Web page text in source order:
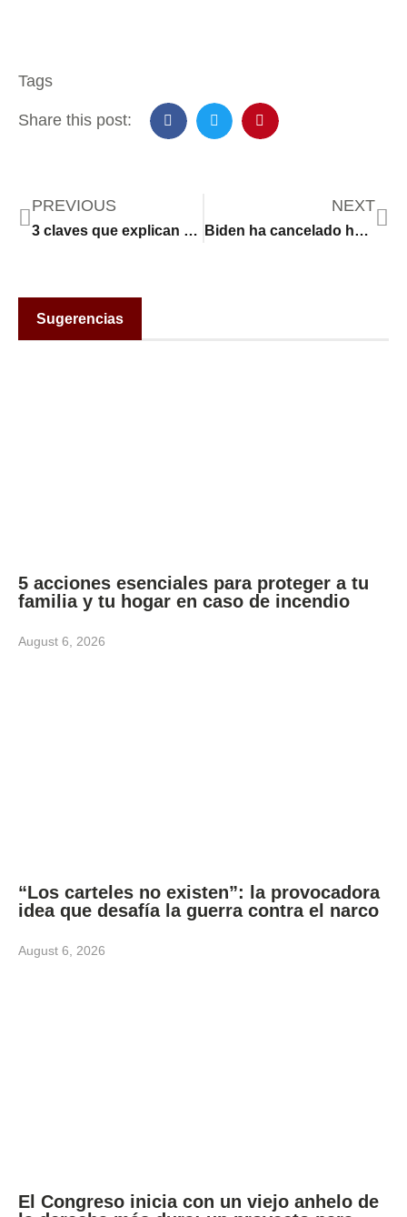
Tags
Share this post:
PREVIOUS
3 claves que explican por qué Bukele arrasó en las elecciones en las que fue reelegido presidente de El Salvador
NEXT
Biden ha cancelado hasta ahora casi US$ 138.000 millones de deuda de préstamos estudiantiles
Sugerencias
5 acciones esenciales para proteger a tu
familia y tu hogar en caso de incendio
August 6, 2026
“Los carteles no existen”: la provocadora
idea que desafía la guerra contra el narco
August 6, 2026
El Congreso inicia con un viejo anhelo de